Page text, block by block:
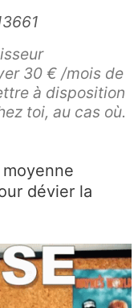
30 € /mois de
à disposition
toi, au cas où.
dévier la